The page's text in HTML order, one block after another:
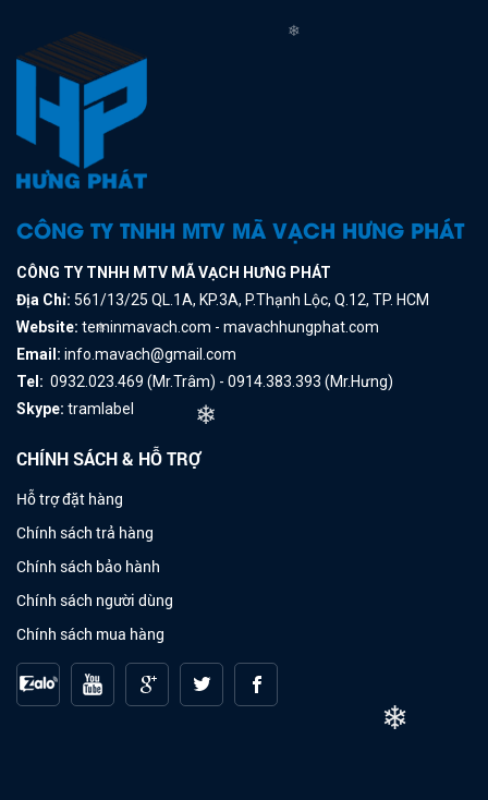
CÔNG TY TNHH MTV MÃ VẠCH HƯNG PHÁT
CÔNG TY TNHH MTV MÃ VẠCH HƯNG PHÁT
Địa Chỉ: 561/13/25 QL.1A, KP.3A, P.Thạnh Lộc, Q.12, TP. HCM
Website: teminmavach.com - mavachhungphat.com
Email: info.mavach@gmail.com
Tel: 0932.023.469 (Mr.Trâm) - 0914.383.393 (Mr.Hưng)
Skype: tramlabel
CHÍNH SÁCH & HỖ TRỢ
Hỗ trợ đặt hàng
Chính sách trả hàng
Chính sách bảo hành
Chính sách người dùng
Chính sách mua hàng
❄
❄